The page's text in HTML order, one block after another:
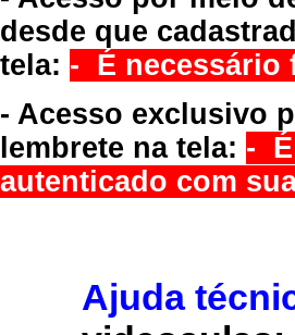
desde que
tela: - É necessário
- Acesso exclusivo
lembrete na tela: - É
autenticado com
Ajuda